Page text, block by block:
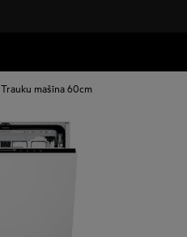
Trauku mašīna 60cm